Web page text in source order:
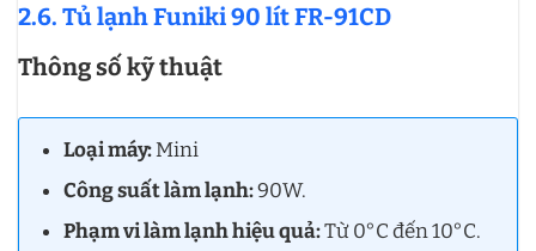
2.6. Tủ lạnh Funiki 90 lít FR-91CD
Thông số kỹ thuật
Loại máy:Mini
Công suất làm lạnh:90W.
Phạm vi làm lạnh hiệu quả:Từ 0°C đến 10°C.